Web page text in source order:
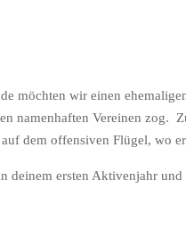
möchten wir einen
namenhaften Vereinen zog.
dem offensiven Flügel, wo
ersten Aktivenjahr und